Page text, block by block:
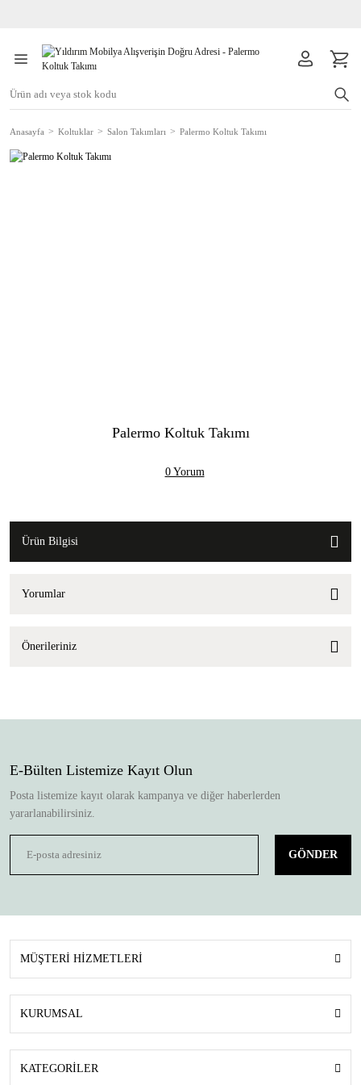
Anasayfa Koltuklar Salon Takımları Palermo Koltuk Takımı
Palermo Koltuk Takımı
0 Yorum
Ürün Bilgisi
Yorumlar
Önerileriniz
E-Bülten Listemize Kayıt Olun
Posta listemize kayıt olarak kampanya ve diğer haberlerden
yararlanabilirsiniz.
GÖNDER
MÜŞTERİ HİZMETLERİ
KURUMSAL
KATEGORİLER